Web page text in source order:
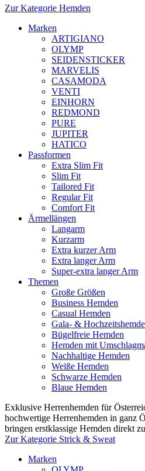
Zur Kategorie Hemden
Marken
ARTIGIANO
OLYMP
SEIDENSTICKER
MARVELIS
CASAMODA
VENTI
EINHORN
REDMOND
PURE
JUPITER
HATICO
Passformen
Extra Slim Fit
Slim Fit
Tailored Fit
Regular Fit
Comfort Fit
Ärmellängen
Langarm
Kurzarm
Extra kurzer Arm
Extra langer Arm
Super-extra langer Arm
Themen
Große Größen
Business Hemden
Casual Hemden
Gala- &
Bügelfreie Hemden
Hemden mit
Nachhaltige Hemden
Weiße Hemden
Schwarze Hemden
Blaue Hemden
Exklusive Herrenhemden für
hochwertige Herrenhemden in ganz
bringen erstklassige Hemden direkt
Zur Kategorie Strick & Sweat
Marken